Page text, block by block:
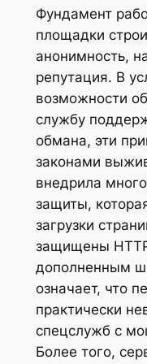
Фундамент
площадки
анонимность,
репутация. В
возможности
службу
обмана, эти
законами
внедрила
защиты,
загрузки
защищены
дополненным
означает, что
практически
спецслужб с
Более того,